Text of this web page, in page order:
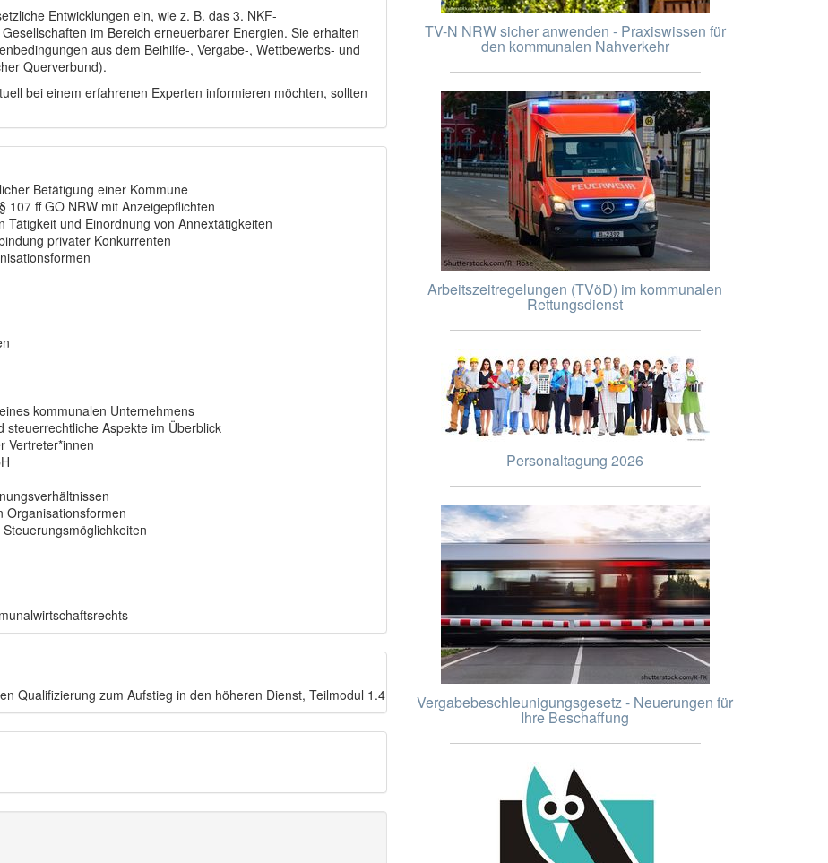
Entwicklungen ein, wie z. B. das 3. NKF-
im Bereich erneuerbarer Energien. Sie erhalten
aus dem Beihilfe-, Vergabe-, Wettbewerbs- und
Querverbund).
bei einem erfahrenen Experten informieren möchten, sollten
Betätigung einer Kommune
107 ff GO NRW mit Anzeigepflichten
und Einordnung von Annextätigkeiten
privater Konkurrenten
kommunalen Unternehmens
Aspekte im Überblick
Vertreter*innen
Organisationsformen
Qualifizierung zum Aufstieg in den höheren Dienst, Teilmodul 1.4
TV-N NRW sicher anwenden - Praxiswissen für
den kommunalen Nahverkehr
Arbeitszeitregelungen (TVöD) im kommunalen
Rettungsdienst
Personaltagung 2026
Vergabebeschleunigungsgesetz - Neuerungen für
Ihre Beschaffung